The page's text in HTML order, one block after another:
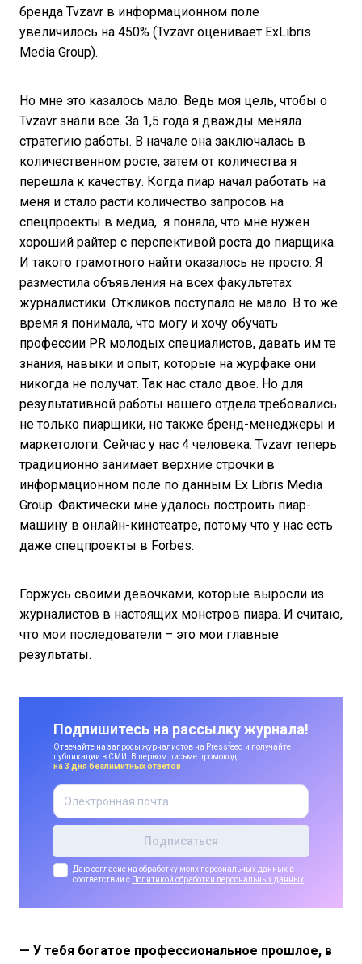
бренда Tvzavr в информационном поле
увеличилось на 450% (Tvzavr оценивает ExLibris
Media Group).
Но мне это казалось мало. Ведь моя цель, чтобы о
Tvzavr знали все. За 1,5 года я дважды меняла
стратегию работы. В начале она заключалась в
количественном росте, затем от количества я
перешла к качеству. Когда пиар начал работать на
меня и стало расти количество запросов на
спецпроекты в медиа, я поняла, что мне нужен
хороший райтер с перспективой роста до пиарщика.
И такого грамотного найти оказалось не просто. Я
разместила объявления на всех факультетах
журналистики. Откликов поступало не мало. В то же
время я понимала, что могу и хочу обучать
профессии PR молодых специалистов, давать им те
знания, навыки и опыт, которые на журфаке они
никогда не получат. Так нас стало двое. Но для
результативной работы нашего отдела требовались
не только пиарщики, но также бренд-менеджеры и
маркетологи. Сейчас у нас 4 человека. Tvzavr теперь
традиционно занимает верхние строчки в
информационном поле по данным Ex Libris Media
Group. Фактически мне удалось построить пиар-
машину в онлайн-кинотеатре, потому что у нас есть
даже спецпроекты в Forbes.
Горжусь своими девочками, которые выросли из
журналистов в настоящих монстров пиара. И считаю,
что мои последователи – это мои главные
результаты.
Подпишитесь на рассылку журнала!
Отвечайте на запросы журналистов на Pressfeed и получайте
публикации в СМИ! В первом письме промокод
на 3 дня безлимитных ответов
Даю согласие на обработку моих персональных данных в
соответствии с Политикой обработки персональных данных
— У тебя богатое профессиональное прошлое, в